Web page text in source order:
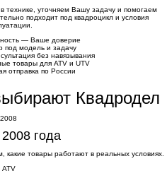
технике, уточняем Вашу задачу и помогаем
подходит под квадроцикл и условия
— Ваше доверие
под модель и задачу
без навязывания
товары для ATV и UTV
отправка по России
Квадродел
2008
года
товары работают в реальных условиях.
ATV